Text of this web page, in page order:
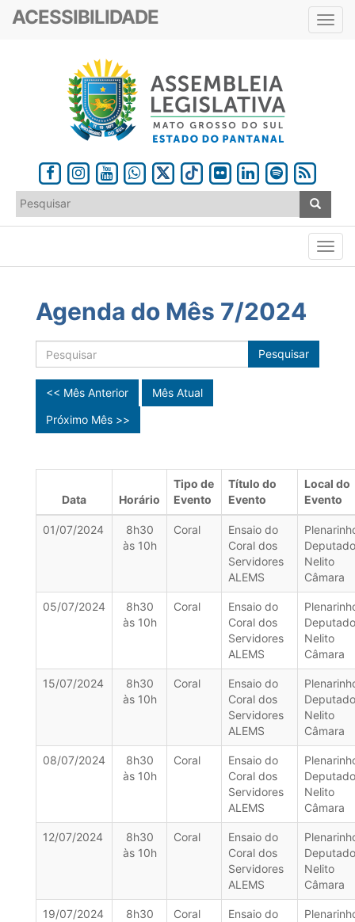
ACESSIBILIDADE
Agenda do Mês 7/2024
Pesquisar
<< Mês Anterior
Mês Atual
Próximo Mês >>
Data Horário
Tipo de
Evento
Título do
Evento
Local do
Evento
01/07/2024
8h30
às 10h
Coral
Ensaio do
Coral dos
Servidores
ALEMS
Deputado
Nelito
Câmara
05/07/2024
8h30
às 10h
Coral
Ensaio do
Coral dos
Servidores
ALEMS
Deputado
Nelito
Câmara
15/07/2024
8h30
às 10h
Coral
Ensaio do
Coral dos
Servidores
ALEMS
Deputado
Nelito
Câmara
08/07/2024
8h30
às 10h
Coral
Ensaio do
Coral dos
Servidores
ALEMS
Deputado
Nelito
Câmara
12/07/2024
8h30
às 10h
Coral
Ensaio do
Coral dos
Servidores
ALEMS
Deputado
Nelito
Câmara
19/07/2024
8h30
Coral
Ensaio do